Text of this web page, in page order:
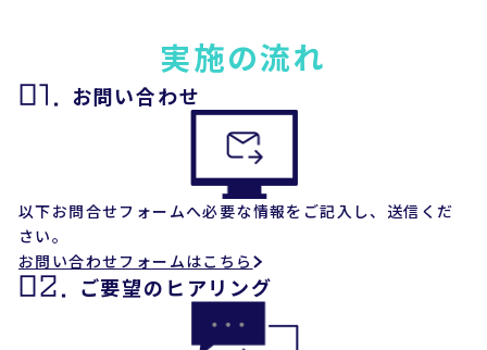
実施の流れ
01. お問い合わせ
以下お問合せフォームへ必要な情報をご記入し、送信くだ
さい。
お問い合わせフォームはこちら
02. ご要望のヒアリング